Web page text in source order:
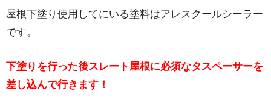
屋根下塗り使用してにいる塗料はアレスクールシーラー
です。
下塗りを行った後スレート屋根に必須なタスペーサーを
差し込んで行きます！